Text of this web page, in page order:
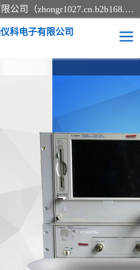
深圳中瑞仪科电子有限公司（zhongr1027.cn.b2b168.com）主要从事回收二手仪器，工厂仪器，回收示波器，KeysightE4980A，FLUKE754，MT8852B，IFR3920，Agilent N4010A，MT8852B等业务，全国统一热线：13570873835。深圳中瑞仪科电子有限公司整批或单出，专业评估高价回收工厂闲置仪器。
科电子有限公司
频谱分析仪
综合测试仪
网络分析仪
电桥测试仪
电池测试仪
函数信号发生器